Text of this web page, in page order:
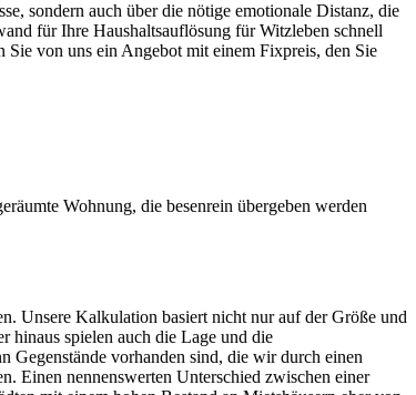
sondern auch über die nötige emotionale Distanz, die
für Ihre Haushaltsauflösung für Witzleben schnell
Sie von uns ein Angebot mit einem Fixpreis, den Sie
Wohnung, die besenrein übergeben werden
Unsere Kalkulation basiert nicht nur auf der Größe und
hinaus spielen auch die Lage und die
Gegenstände vorhanden sind, die wir durch einen
Einen nennenswerten Unterschied zwischen einer